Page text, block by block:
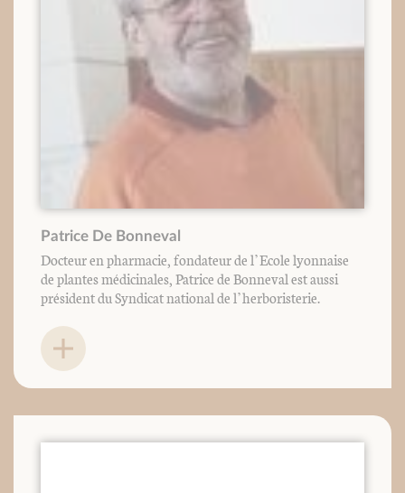
Patrice De Bonneval
Docteur en pharmacie, fondateur de l’Ecole lyonnaise
de plantes médicinales, Patrice de Bonneval est aussi
président du Syndicat national de l’herboristerie.